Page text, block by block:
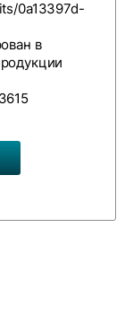
0a13397d-
в